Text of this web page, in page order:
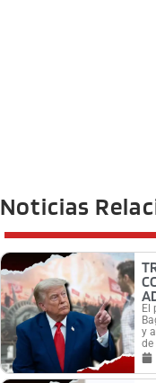
Noticias
El
y
de